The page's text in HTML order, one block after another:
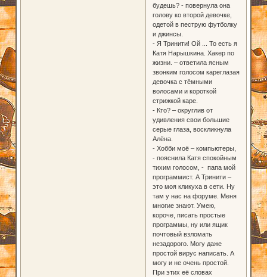
будешь? - повернула она
голову ко второй девочке,
одетой в пеструю футболку
и джинсы.
- Я Тринити! Ой ... То есть я
Катя Нарышкина. Хакер по
жизни. – ответила ясным
звонким голосом кареглазая
девочка с тёмными
волосами и короткой
стрижкой каре.
- Кто? – округлив от
удивления свои большие
серые глаза, воскликнула
Алёна.
- Хобби моё – компьютеры,
- пояснила Катя спокойным
тихим голосом, - папа мой
программист. А Тринити –
это моя кликуха в сети. Ну
там у нас на форуме. Меня
многие знают. Умею,
короче, писать простые
программы, ну или ящик
почтовый взломать
незадорого. Могу даже
простой вирус написать. А
могу и не очень простой.
При этих её словах